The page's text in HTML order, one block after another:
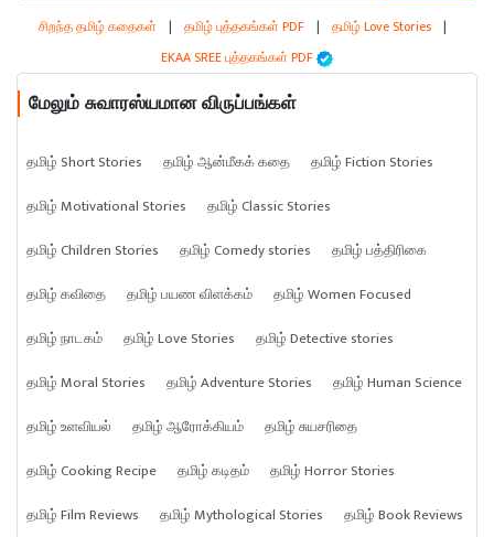
சிறந்த தமிழ் கதைகள் | தமிழ் புத்தகங்கள் PDF | தமிழ் Love Stories |
EKAA SREE புத்தகங்கள் PDF
மேலும் சுவாரஸ்யமான விருப்பங்கள்
தமிழ் Short Stories தமிழ் ஆன்மீகக் கதை
தமிழ் Fiction Stories
தமிழ் Motivational Stories
தமிழ் Classic Stories
தமிழ் Children Stories
தமிழ் Comedy stories
தமிழ் பத்திரிகை
தமிழ் கவிதை
தமிழ் பயண விளக்கம்
தமிழ் Women Focused
தமிழ் நாடகம்
தமிழ் Love Stories
தமிழ் Detective stories
தமிழ் Moral Stories
தமிழ் Adventure Stories
தமிழ் Human Science
தமிழ் உளவியல்
தமிழ் ஆரோக்கியம்
தமிழ் சுயசரிதை
தமிழ் Cooking Recipe
தமிழ் கடிதம்
தமிழ் Horror Stories
தமிழ் Film Reviews
தமிழ் Mythological Stories தமிழ் Book Reviews